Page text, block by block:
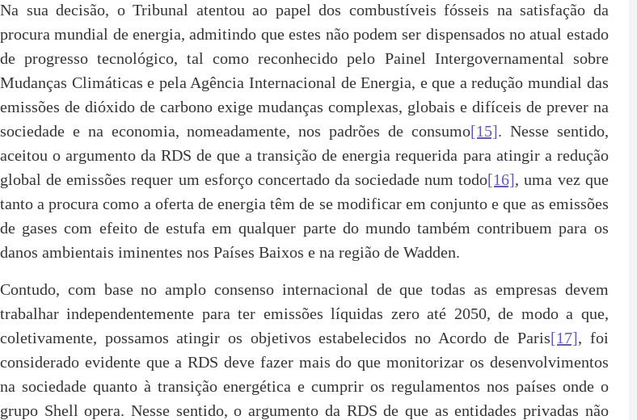
Na sua decisão, o Tribunal atentou ao papel dos combustíveis fósseis na satisfação da
procura mundial de energia, admitindo que estes não podem ser dispensados no atual estado
de progresso tecnológico, tal como reconhecido pelo Painel Intergovernamental sobre
Mudanças Climáticas e pela Agência Internacional de Energia, e que a redução mundial das
emissões de dióxido de carbono exige mudanças complexas, globais e difíceis de prever na
sociedade e na economia, nomeadamente, nos padrões de consumo[15]. Nesse sentido,
aceitou o argumento da RDS de que a transição de energia requerida para atingir a redução
global de emissões requer um esforço concertado da sociedade num todo[16], uma vez que
tanto a procura como a oferta de energia têm de se modificar em conjunto e que as emissões
de gases com efeito de estufa em qualquer parte do mundo também contribuem para os
danos ambientais iminentes nos Países Baixos e na região de Wadden.
Contudo, com base no amplo consenso internacional de que todas as empresas devem
trabalhar independentemente para ter emissões líquidas zero até 2050, de modo a que,
coletivamente, possamos atingir os objetivos estabelecidos no Acordo de Paris[17], foi
considerado evidente que a RDS deve fazer mais do que monitorizar os desenvolvimentos
na sociedade quanto à transição energética e cumprir os regulamentos nos países onde o
grupo Shell opera. Nesse sentido, o argumento da RDS de que as entidades privadas não